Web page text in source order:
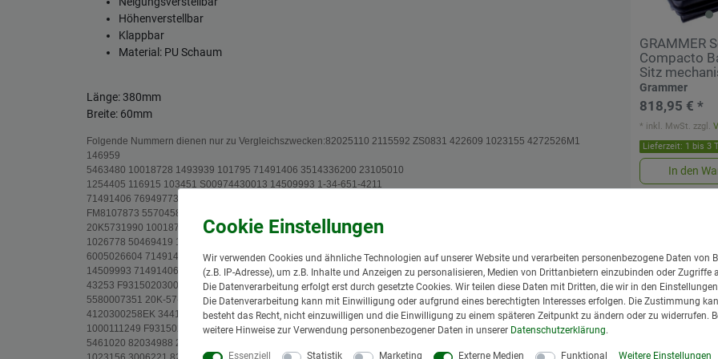
Höhenverstellbar
Klappbar
Material: PU Schaum
Länge: 380mm
Breite: 60mm
Folgende Nummern dienen nur zu Vergleichszwecken:82025110 2115592 ZS0831 422609 1023155 4272526M1
146959
5463480 10018728 1493939 101795 71491406 3514336200 23105010
1254405 116915 103451 S00974430013 14509993 1-34-651-4211
71491406 76949773 VOE14509993 1493939 511856 11805 1026778
FM8107873 5570458 W26TS01062 14509993 1074024708 17148
20K5731990 10018728 50469419 71491406 677.9.881
1026778 50469419 1000111249 2820308600 352349 2706088
6005026604 71491406 137174 1-34-751-733 116915 212956 6002190
14509993 71491406 502712 212956 3-205320 778861 953827 5463480
43253 F931502030030 691345 223823 30045
5580007351 20K-57-31990 223823 2181701529 3441002005
4120300258EK 3441002005 6.921.084.100 5463480 554601
1000111249 F931502030030 4700938738 6002190 71491406
5461020 82034988 2115593 0.900.0908.0 82034988 422611
GRAMMER
Compacto
Sitz
Grammer
818,95 € *
Lieferzeit: 1 bis 3
In den
* inkl. MwSt. zzgl.
Wir verwenden Cookies und ähnliche Technologien auf unserer Website und verarbeiten personenbezogene Daten von
(z.B. IP-Adresse), um z.B. Inhalte und Anzeigen zu personalisieren, Medien von Drittanbietern einzubinden oder Zugriffe
Die Datenverarbeitung erfolgt erst durch gesetzte Cookies. Wir teilen diese Daten mit Dritten, die wir in den
Die Datenverarbeitung kann mit Einwilligung oder aufgrund eines berechtigten Interesses erfolgen. Die Zustimmung
besteht das Recht, nicht einzuwilligen und die Einwilligung zu einem späteren Zeitpunkt zu ändern oder zu widerrufen.
weitere Hinweise zur Verwendung personenbezogener Daten in unserer Daten­schutz­erklärung.
Essenziell Statistik Marketing Externe Medien Funktional Weitere Einstellungen